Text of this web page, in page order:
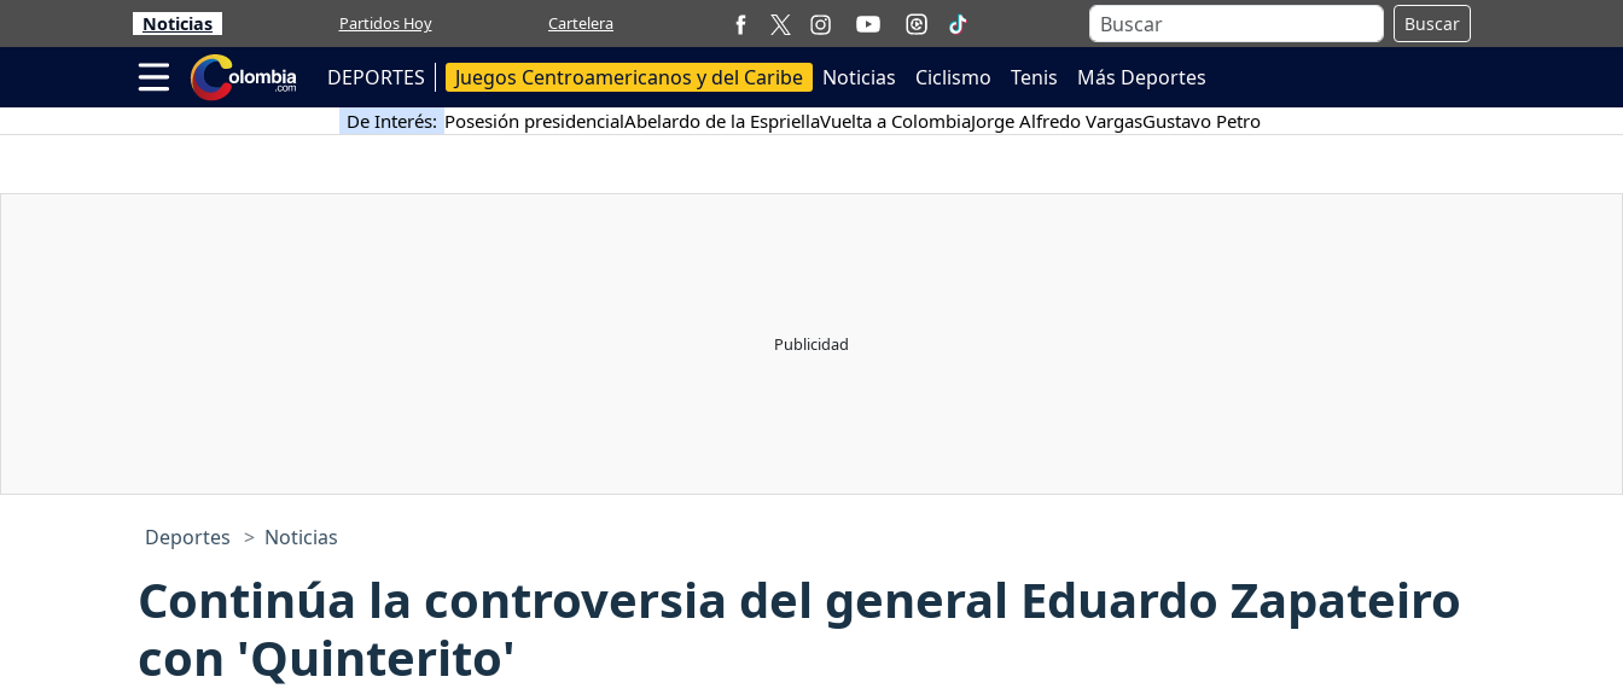
Noticias Partidos Hoy Cartelera Buscar
DEPORTES Juegos Centroamericanos y del Caribe Noticias Ciclismo Tenis Más Deportes
De Interés: Posesión presidencialAbelardo de la EspriellaVuelta a ColombiaJorge Alfredo VargasGustavo Petro
Deportes Noticias
Continúa la controversia del general Eduardo Zapateiro
con 'Quinterito'